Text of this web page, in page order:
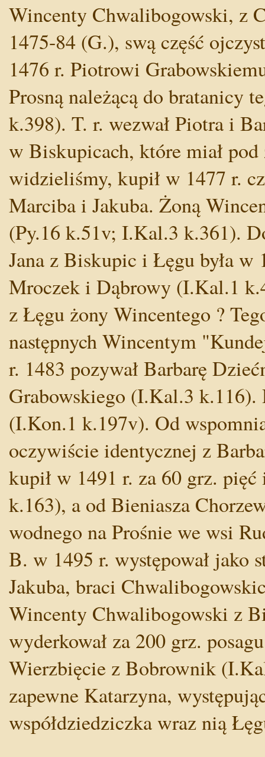
Wincenty Chwalibogowski, z
1475-84 (G.), swą część
1476 r. Piotrowi
Prosną należącą do bratanicy
k.398). T. r. wezwał Piotra i
w Biskupicach, które miał
widzieliśmy, kupił w 1477 r.
Marciba i Jakuba. Żoną
(Py.16 k.51v; I.Kal.3 k.361).
Jana z Biskupic i Łęgu była
Mroczek i Dąbrowy (I.Kal.1
z Łęgu żony Wincentego ?
następnych Wincentym
r. 1483 pozywał Barbarę
Grabowskiego (I.Kal.3
(I.Kon.1 k.197v). Od
oczywiście identycznej z
kupił w 1491 r. za 60 grz.
k.163), a od Bieniasza
wodnego na Prośnie we wsi
B. w 1495 r. występował jako
Jakuba, braci
Wincenty Chwalibogowski z
wyderkował za 200 grz.
Wierzbięcie z Bobrownik
zapewne Katarzyna,
współdziedziczka wraz nią